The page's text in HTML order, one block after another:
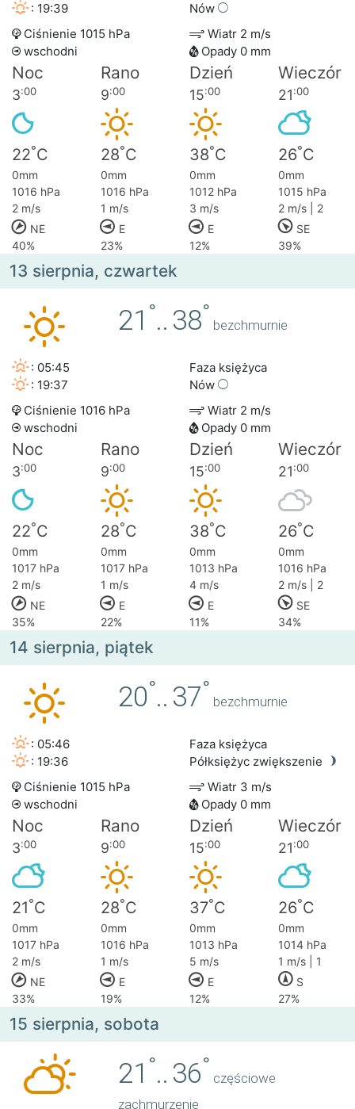
: 19:39
Nów
Ciśnienie 1015 hPa
Wiatr 2 m/s
wschodni
Opady 0 mm
Noc Rano Dzień Wieczór
3:00 9:00 15:00 21:00
22°C 28°C 38°C 26°C
0mm 0mm 0mm
0mm
1016 hPa
1016 hPa 1012 hPa
1015 hPa
2 m/s
1 m/s 3 m/s
2 m/s | 2
NE
E E
SE
40%
23% 12% 39%
13 sierpnia, czwartek
21 °.. 38°
bezchmurnie
: 05:45
: 19:37
Faza księżyca
Nów
Ciśnienie 1016 hPa
Wiatr 2 m/s
wschodni
Opady 0 mm
Noc Rano Dzień Wieczór
3:00 9:00 15:00 21:00
22°C 28°C 38°C 26°C
0mm 0mm 0mm
0mm
1017 hPa
1017 hPa 1013 hPa
1016 hPa
2 m/s
1 m/s 4 m/s
2 m/s | 2
NE
E E
SE
35%
22% 11% 34%
14 sierpnia, piątek
20°.. 37°
bezchmurnie
: 05:46
: 19:36
Faza księżyca
Półksiężyc zwiększenie
Ciśnienie 1015 hPa
Wiatr 3 m/s
wschodni
Opady 0 mm
Noc Rano Dzień Wieczór
3:00 9:00 15:00 21:00
21°C 28°C 37°C 26°C
0mm 0mm 0mm
0mm
1017 hPa
1016 hPa 1013 hPa
1014 hPa
2 m/s
1 m/s 5 m/s
1 m/s | 1
NE
E E
S
33%
19% 12% 27%
15 sierpnia, sobota
21 °.. 36°
częściowe
zachmurzenie